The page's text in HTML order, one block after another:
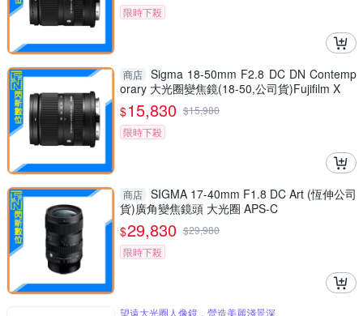
限時下殺
商店 Sigma 18-50mm F2.8 DC DN Contemp
orary 大光圈變焦鏡(18-50,公司貨)Fujifilm X
$15,830 $15,980
限時下殺
商店 SIGMA 17-40mm F1.8 DC Art (恆伸公司
貨)廣角變焦鏡頭 大光圈 APS-C
$29,830 $29,980
限時下殺
望遠大光圈人像鏡，營造美麗淺景深